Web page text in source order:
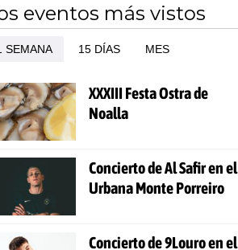
eventos más vistos
SEMANA 15 DÍAS MES
XXXIII Festa Ostra de
Noalla
Concierto de Al Safir en el
Urbana Monte Porreiro
Concierto de 9Louro en el